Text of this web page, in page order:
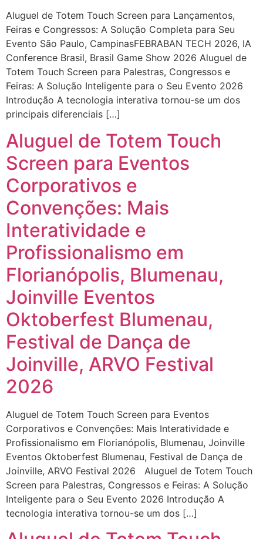
Aluguel de Totem Touch Screen para Lançamentos,
Feiras e Congressos: A Solução Completa para Seu
Evento São Paulo, CampinasFEBRABAN TECH 2026, IA
Conference Brasil, Brasil Game Show 2026 Aluguel de
Totem Touch Screen para Palestras, Congressos e
Feiras: A Solução Inteligente para o Seu Evento 2026
Introdução A tecnologia interativa tornou-se um dos
principais diferenciais […]
Aluguel de Totem Touch
Screen para Eventos
Corporativos e
Convenções: Mais
Interatividade e
Profissionalismo em
Florianópolis, Blumenau,
Joinville Eventos
Oktoberfest Blumenau,
Festival de Dança de
Joinville, ARVO Festival
2026
Aluguel de Totem Touch Screen para Eventos
Corporativos e Convenções: Mais Interatividade e
Profissionalismo em Florianópolis, Blumenau, Joinville
Eventos Oktoberfest Blumenau, Festival de Dança de
Joinville, ARVO Festival 2026 Aluguel de Totem Touch
Screen para Palestras, Congressos e Feiras: A Solução
Inteligente para o Seu Evento 2026 Introdução A
tecnologia interativa tornou-se um dos […]